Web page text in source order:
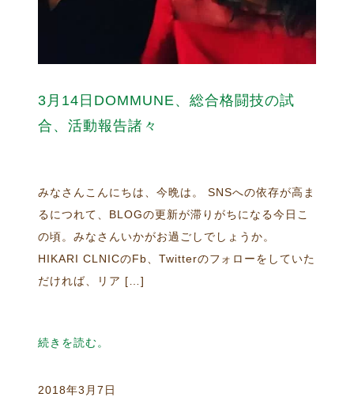
3月14日DOMMUNE、総合格闘技の試
合、活動報告諸々
みなさんこんにちは、今晩は。 SNSへの依存が高ま
るにつれて、BLOGの更新が滞りがちになる今日こ
の頃。みなさんいかがお過ごしでしょうか。
HIKARI CLNICのFb、Twitterのフォローをしていた
だければ、リア […]
続きを読む。
2018年3月7日